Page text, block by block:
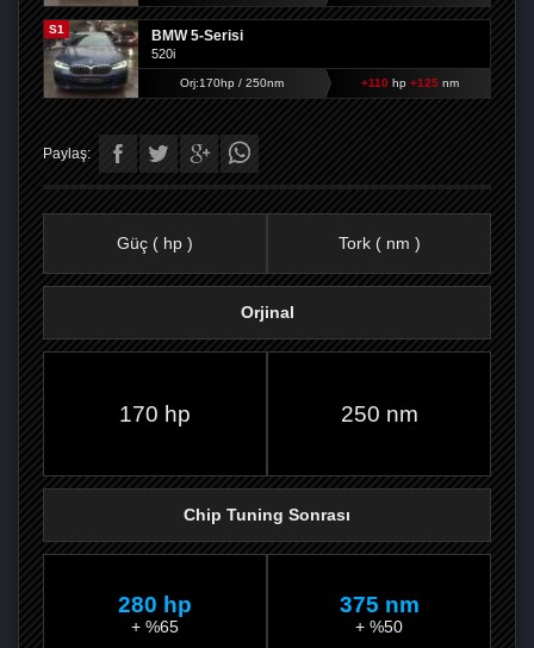
S1 BMW 5-Serisi
520i
Orj:170hp / 250nm +110 hp+125 nm
Paylaş:
Güç ( hp ) Tork ( nm )
Orjinal
170 hp 250 nm
Chip Tuning Sonrası
280 hp
+ %65
375 nm
+ %50